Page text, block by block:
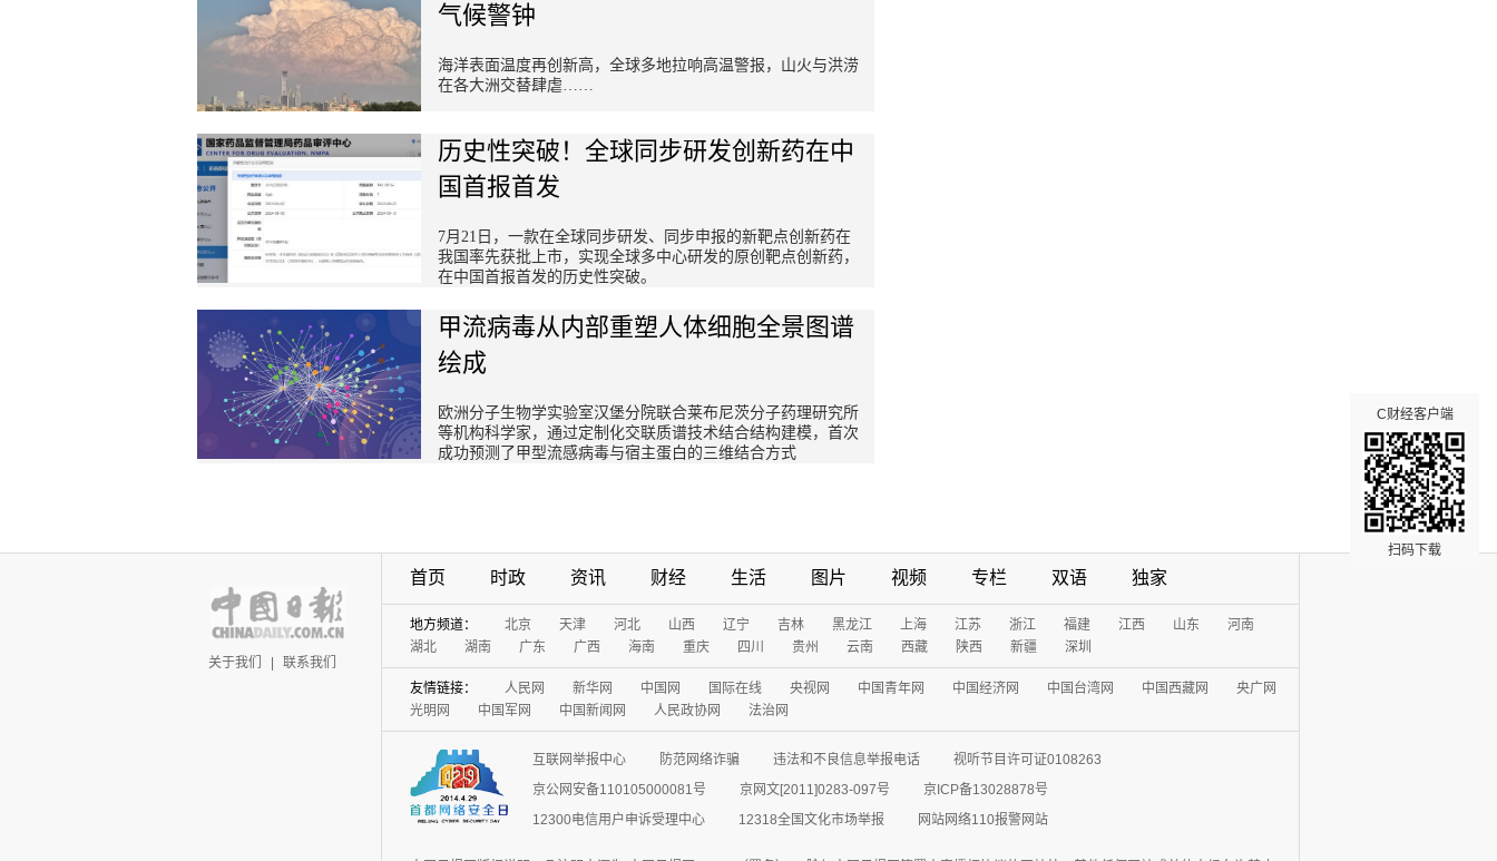
气候警钟
海洋表面温度再创新高，全球多地拉响高温警报，山火与洪涝
在各大洲交替肆虐……
历史性突破！全球同步研发创新药在中
国首报首发
7月21日，一款在全球同步研发、同步申报的新靶点创新药在
我国率先获批上市，实现全球多中心研发的原创靶点创新药，
在中国首报首发的历史性突破。
甲流病毒从内部重塑人体细胞全景图谱
绘成
欧洲分子生物学实验室汉堡分院联合莱布尼茨分子药理研究所
等机构科学家，通过定制化交联质谱技术结合结构建模，首次
成功预测了甲型流感病毒与宿主蛋白的三维结合方式
关于我们 联系我们
首页 时政 资讯 财经 生活 图片 视频 专栏 双语 独家
地方频道： 北京 天津 河北 山西 辽宁 吉林 黑龙江 上海 江苏 浙江 福建 江西 山东
河南
湖北
湖南 广东 广西 海南 重庆 四川 贵州 云南 西藏 陕西 新疆 深圳
友情链接： 人民网 新华网 中国网 国际在线 央视网 中国青年网 中国经济网 中国台湾网 中国西藏网
央广网
光明网
中国军网 中国新闻网 人民政协网 法治网
互联网举报中心 防范网络诈骗 违法和不良信息举报电话
视听节目许可证0108263
京公网安备110105000081号
京网文[2011]0283-097号
京ICP备13028878号
12300电信用户申诉受理中心
12318全国文化市场举报 网站网络110报警网站
C财经客户端
扫码下载